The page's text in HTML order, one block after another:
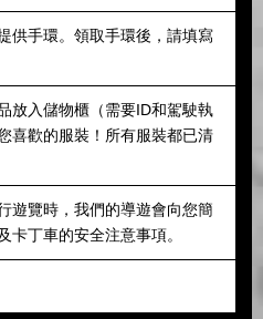
供手環。領取手環後，請填寫
放入儲物櫃（需要ID和駕駛執
喜歡的服裝！所有服裝都已清
遊覽時，我們的導遊會向您簡
卡丁車的安全注意事項。